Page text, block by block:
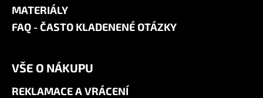
MATERIÁLY
FAQ - ČASTO KLADENENÉ OTÁZKY
VŠE O NÁKUPU
REKLAMACE A VRÁCENÍ